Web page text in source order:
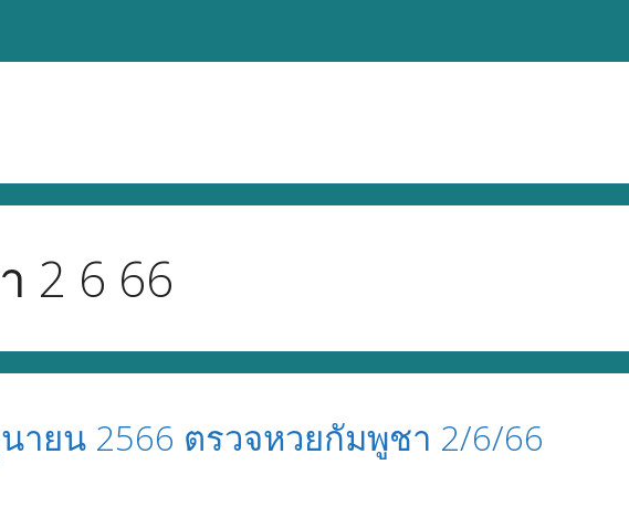
2 6 66
ายน 2566 ตรวจหวยกัมพูชา 2/6/66